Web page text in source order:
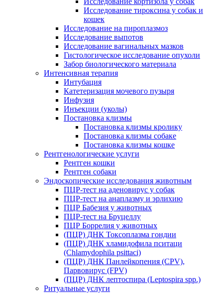
Исследование тироксина у собак и
кошек
Исследование на пироплазмоз
Исследование выпотов
Исследование вагинальных мазков
Гистологическое исследование опухоли
Забор биологического материала
Интенсивная терапия
Интубация
Катетеризация мочевого пузыря
Инфузия
Инъекции (уколы)
Постановка клизмы
Постановка клизмы кролику
Постановка клизмы собаке
Постановка клизмы кошке
Рентгенологические услуги
Рентген кошки
Рентген собаки
Эндоскопические исследования животным
ПЦР-тест на аденовирус у собак
ПЦР-тест на анаплазму и эрлихию
ПЦР Бабезия у животных
ПЦР-тест на Бруцеллу
ПЦР Боррелия у животных
(ПЦР) ДНК Токсоплазма гондии
(ПЦР) ДНК хламидофила пситаци
(Chlamydophila psittaci)
(ПЦР) ДНК Панлейкопения (CPV),
Парвовирус (FPV)
(ПЦР) ДНК лептоспира (Leptospira spp.)
Ритуальные услуги